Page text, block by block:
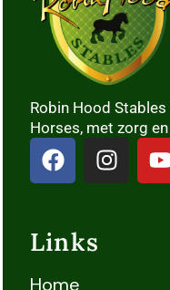
Robin Hood
Horses, met zorg
Links
Home